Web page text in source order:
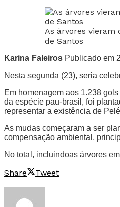
As árvores vieram
de Santos
Karina Faleiros Publicado em
Nesta segunda (23), seria
Em homenagem aos 1.238
da espécie pau-brasil, foi
representar a existência de
As mudas começaram a ser
compensação ambiental,
No total, incluindoas árvores
Share Tweet